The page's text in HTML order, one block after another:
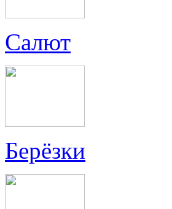
Салют
Берёзки